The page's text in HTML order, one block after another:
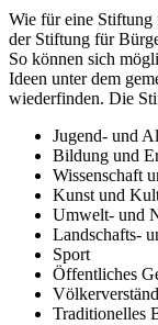
Wie für eine
der Stiftung für
So können sich
Ideen unter dem
wiederfinden. Die
Jugend- und
Bildung und
Wissenschaft
Kunst und
Umwelt- und
Landschafts-
Sport
Öffentliches
Traditionelles